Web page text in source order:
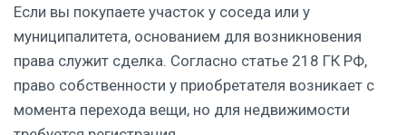
Если вы покупаете участок у соседа или у
муниципалитета, основанием для возникновения
права служит сделка. Согласно статье 218 ГК РФ,
право собственности у приобретателя возникает с
момента перехода вещи, но для недвижимости